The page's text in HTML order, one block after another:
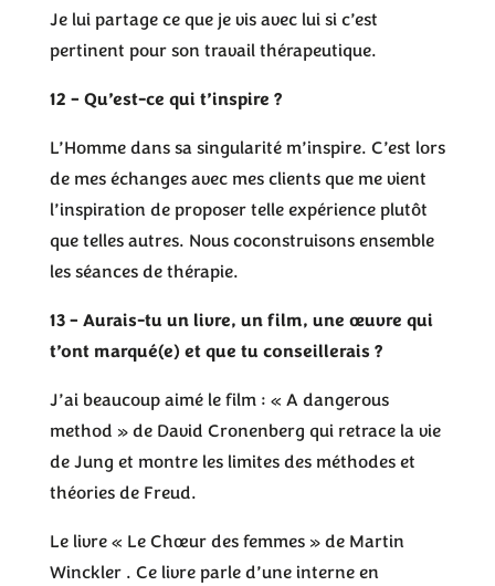
Je lui partage ce que je vis avec lui si c’est
pertinent pour son travail thérapeutique.
12 – Qu’est-ce qui t’inspire ?
L’Homme dans sa singularité m’inspire. C’est lors
de mes échanges avec mes clients que me vient
l’inspiration de proposer telle expérience plutôt
que telles autres. Nous coconstruisons ensemble
les séances de thérapie.
13 – Aurais-tu un livre, un film, une œuvre qui
t’ont marqué(e) et que tu conseillerais ?
J’ai beaucoup aimé le film : « A dangerous
method » de David Cronenberg qui retrace la vie
de Jung et montre les limites des méthodes et
théories de Freud.
Le livre « Le Chœur des femmes » de Martin
Winckler . Ce livre parle d’une interne en